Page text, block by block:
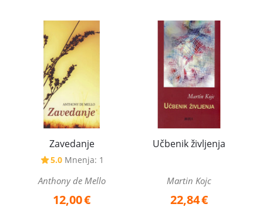
Zavedanje
5.0 Mnenja: 1
Anthony de Mello
12,00€
Učbenik življenja
Martin Kojc
22,84€